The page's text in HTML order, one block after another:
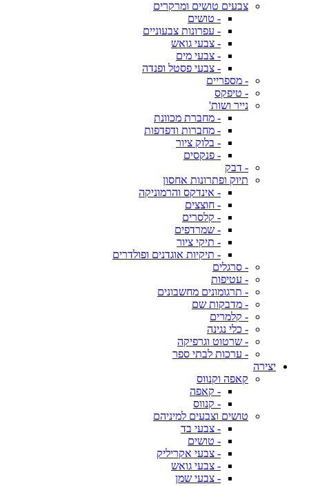
צבעים טושים ומרקרים
- טושים
- עפרונות צבעוניים
- צבעי גואש
- צבעי מים
- צבעי פסטל ופנדה
- מספריים
- טיפקס
נייר ושות'
- מחברת מכוונת
- מחברות ודפדפות
- בלוק ציור
- פנקסים
- דבק
תיוק ופתרונות אחסון
- אינדקס והרמוניקה
- חוצצים
- קלסרים
- שמרדפים
- תיקי ציור
- תיקיות אוגדנים ופולדרים
- סרגלים
- עטיפות
- תרגומונים מחשבונים
- מדבקות שם
- קלמרים
- כלי נגינה
- שרטוט וגרפיקה
- ערכות לבתי ספר
יצירה
קאפה וקנווס
- קאפה
- קנווס
טושים וצבעים למיניהם
- צבעי בד
- טושים
- צבעי אקריליק
- צבעי גואש
- צבעי שמן